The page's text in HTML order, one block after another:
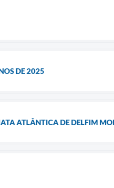
DE 2025
ATLÂNTICA DE DELFIM